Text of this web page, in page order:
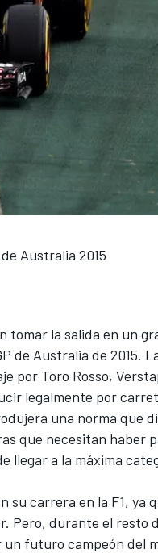
Australia 2015
tomar la salida en un
de Australia de 2015.
por Toro Rosso,
legalmente por
una norma que
que necesitan haber
llegar a la máxima
carrera en la F1, ya
Pero, durante el resto
futuro campeón del